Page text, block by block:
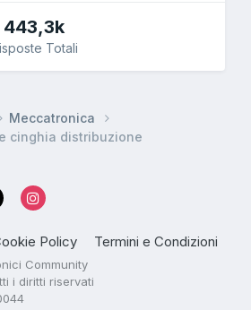
443,3k
Totali
Meccatronica
cinghia distribuzione
Policy Termini e Condizioni
Community
i diritti riservati